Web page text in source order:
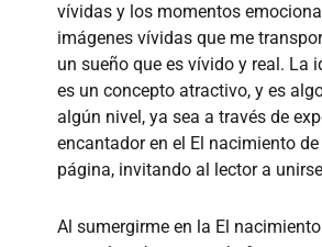
vívidas y los momentos
imágenes vívidas que me
un sueño que es vívido y real. La
es un concepto atractivo, y es
algún nivel, ya sea a través de
encantador en el El nacimiento
página, invitando al lector a
Al sumergirme en la El